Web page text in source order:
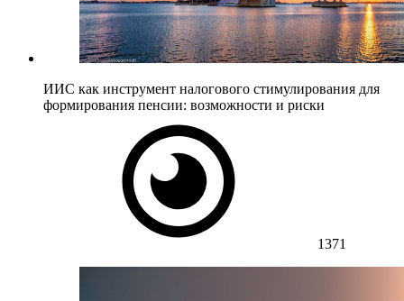
ИИС как инструмент налогового стимулирования для
формирования пенсии: возможности и риски
1371